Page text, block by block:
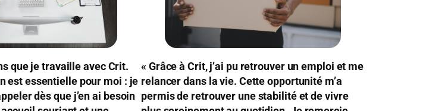
que je travaille avec Crit.
est essentielle pour moi : je
dès que j’en ai besoin
« Grâce à Crit, j’ai pu retrouver un emploi et me
relancer dans la vie. Cette opportunité m’a
permis de retrouver une stabilité et de vivre